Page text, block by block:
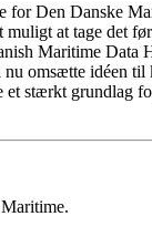
for Den Danske
muligt at tage det
Maritime Data
omsætte idéen til
et stærkt grundlag